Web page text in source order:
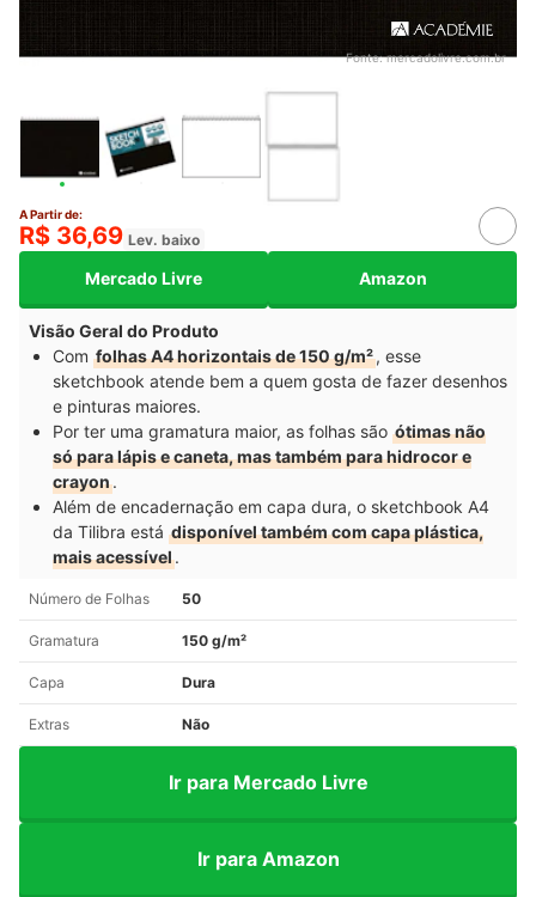
Fonte:mercadolivre.com.br
A Partir de:
R$ 36,69 Lev. baixo
Mercado Livre Amazon
Visão Geral do Produto
Com folhas A4 horizontais de 150 g/m², esse
sketchbook atende bem a quem gosta de fazer desenhos
e pinturas maiores.
Por ter uma gramatura maior, as folhas são ótimas não
só para lápis e caneta, mas também para hidrocor e
crayon.
Além de encadernação em capa dura, o sketchbook A4
da Tilibra está disponível também com capa plástica,
mais acessível.
Número de Folhas 50
Gramatura 150 g/m²
Capa Dura
Extras Não
Ir para Mercado Livre
Ir para Amazon